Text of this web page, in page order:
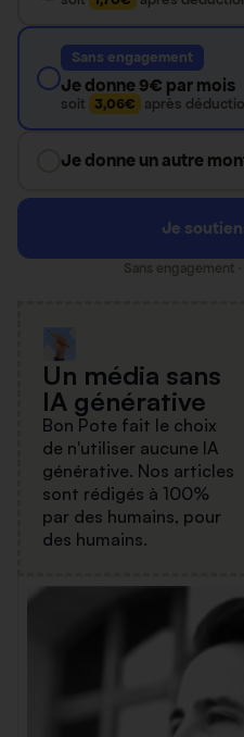
Sans engagement
Je donne 9€ par mois
soit 3,06€ après
Je donne un autre
Je
Sans engagement
Un média sans
IA générative
Bon Pote fait le choix
de n'utiliser aucune IA
générative. Nos articles
sont rédigés à 100%
par des humains, pour
des humains.